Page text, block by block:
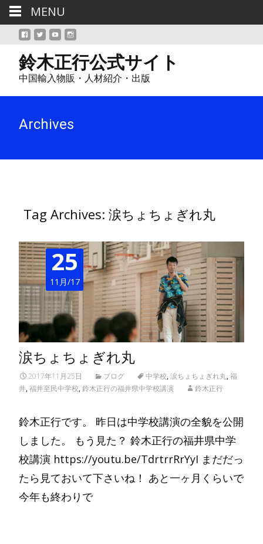
鈴木正行公式サイト
中国輸入物販・人材紹介・出版
Archives
Tag Archives: 涙ちょちょぎれ丸
25
11月/17
涙ちょちょぎれ丸
2017年11月25日 ブログ 中学校,涙ちょちょぎれ丸,福
井,福井至民中学校,鈴木正行の福井県中学校講演 鈴木正行
鈴木正行です。 昨日は中学校講演の全貌を公開
しました。 もう見た？ 鈴木正行の福井県中学
校講演 https://youtu.be/TdrtrrRrYyI まだだっ
たら見ておいて下さいね！ あと一ヶ月くらいで
今年も終わりで
MENU